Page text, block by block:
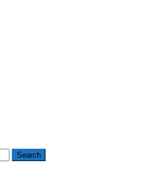
Search